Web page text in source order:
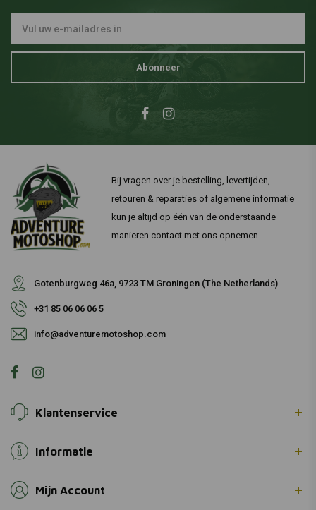
Abonneer
Bij vragen over je bestelling, levertijden,
retouren & reparaties of algemene informatie
kun je altijd op één van de onderstaande
manieren contact met ons opnemen.
Gotenburgweg 46a, 9723 TM Groningen (The Netherlands)
+31 85 06 06 06 5
info@adventuremotoshop.com
Klantenservice
Informatie
Mijn Account